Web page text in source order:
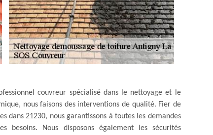
couvreur spécialisé dans le nettoyage et le
nous faisons des interventions de qualité. Fier de
dans 21230, nous garantissons à toutes les demandes
Nous disposons également les sécurités